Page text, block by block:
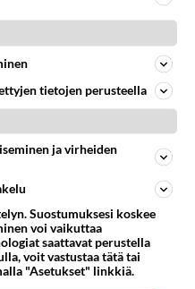
ja -
Pääte ja Laskin.
tiedostot, jotka eivät
Tähän
järjestelmän
kuten
muita ajonaikaisia
sisältyvät myös
tukitiedostot ja
kategorian
ja kategorian
tietojen perusteella
ja virheiden
Suostumuksesi koskee
voi vaikuttaa
saattavat perustella
voit vastustaa tätä tai
"Asetukset" linkkiä.